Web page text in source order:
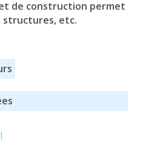
de construction permet
structures, etc.